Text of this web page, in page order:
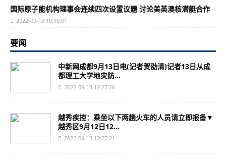
国际原子能机构理事会连续四次设置议题 讨论美英澳核潜艇合作
2022-09-13 10:10:01
要闻
中新网成都9月13日电(记者贺劭清)记者13日从成
都理工大学地灾防...
2022-09-13 12:27:26
越秀疾控：乘坐以下两趟火车的人员请立即报备▼
越秀区9月12日12...
2022-09-13 12:27:21